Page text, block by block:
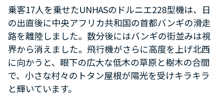
乗客17人を乗せたUNHASのドルニエ228型機は、日
の出直後に中央アフリカ共和国の首都バンギの滑走
路を離陸しました。数分後にはバンギの街並みは視
界から消えました。飛行機がさらに高度を上げ北西
に向かうと、眼下の広大な低木の草原と樹木の合間
で、小さな村々のトタン屋根が陽光を受けキラキラ
と輝いています。